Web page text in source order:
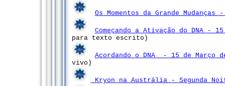
Os Momentos da Grande Mudanças
Começando a Ativação do DNA -
para texto escrito)
Acordando o DNA - 15 de Março
vivo)
Kryon na Austrália - Segunda